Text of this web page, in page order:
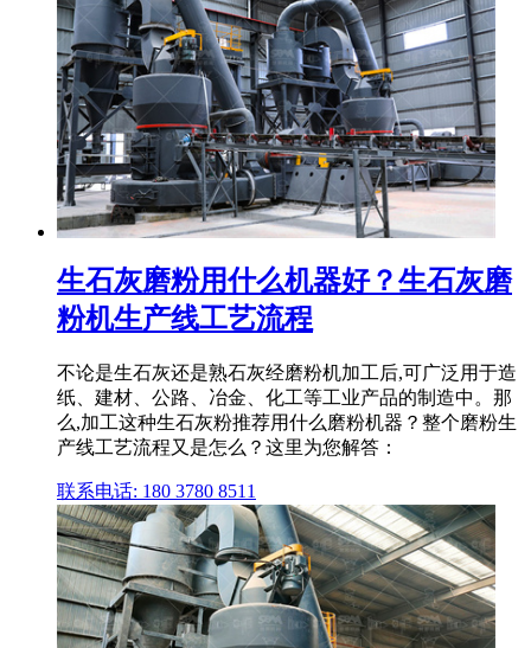
生石灰磨粉用什么机器好？生石灰磨
粉机生产线工艺流程
不论是生石灰还是熟石灰经磨粉机加工后,可广泛用于造
纸、建材、公路、冶金、化工等工业产品的制造中。那
么,加工这种生石灰粉推荐用什么磨粉机器？整个磨粉生
产线工艺流程又是怎么？这里为您解答：
联系电话: 180 3780 8511